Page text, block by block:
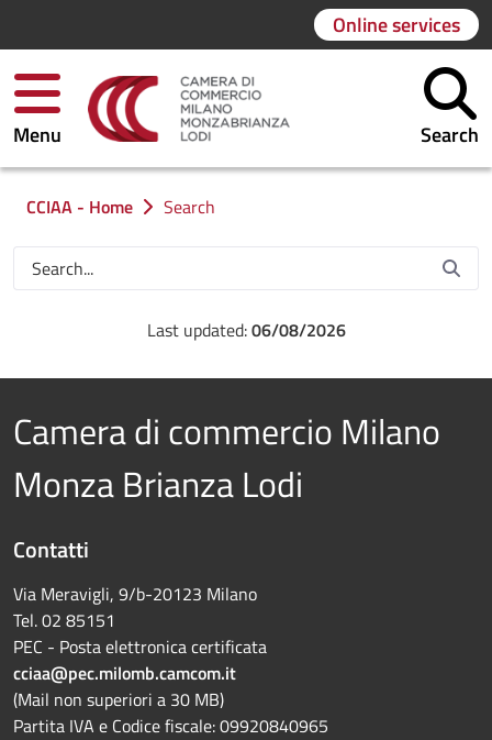
Online services
Menu Search
You are in:
CCIAA - Home Search
Last updated:06/08/2026
Camera di commercio Milano
Monza Brianza Lodi
Contatti
Via Meravigli, 9/b-20123 Milano
Tel. 02 85151
PEC - Posta elettronica certificata
cciaa@pec.milomb.camcom.it
(Mail non superiori a 30 MB)
Partita IVA e Codice fiscale: 09920840965